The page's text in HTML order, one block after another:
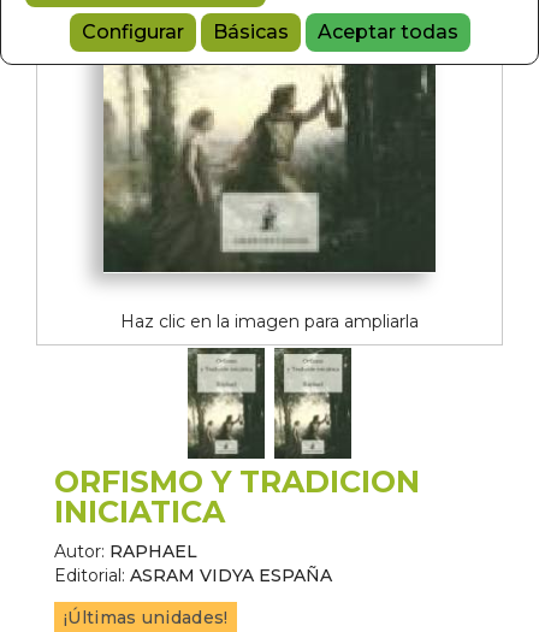
Configurar
Básicas Aceptar todas
Haz clic en la imagen para ampliarla
ORFISMO Y TRADICION
INICIATICA
Autor: RAPHAEL
Editorial: ASRAM VIDYA ESPAÑA
¡Últimas unidades!